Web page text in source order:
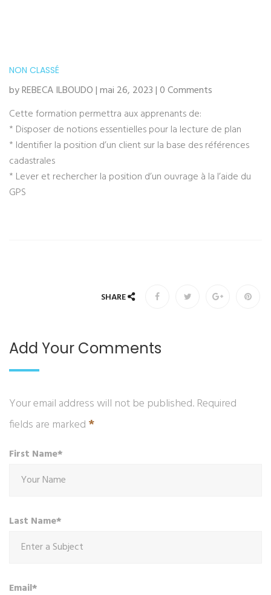
NON CLASSÉ
by REBECA ILBOUDO | mai 26, 2023 | 0 Comments
Cette formation permettra aux apprenants de:
* Disposer de notions essentielles pour la lecture de plan
* Identifier la position d’un client sur la base des références
cadastrales
* Lever et rechercher la position d’un ouvrage à la l’aide du
GPS
SHARE
Add Your Comments
Your email address will not be published. Required
fields are marked *
First Name*
Last Name*
Email*